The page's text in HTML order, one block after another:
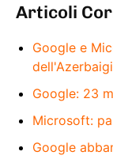
Articoli
Google e
Google: 23
Microsoft:
Google